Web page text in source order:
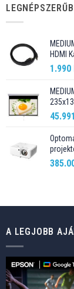
HDMI
1.990
45.991
A LEGJOBB